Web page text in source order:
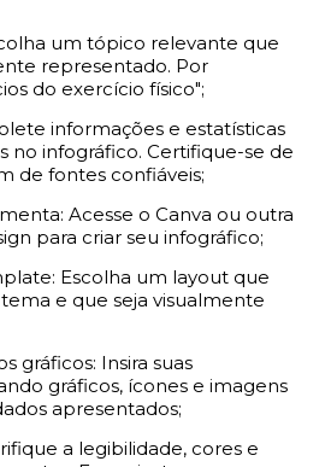
um tópico relevante que
representado. Por
do exercício físico";
informações e estatísticas
no infográfico. Certifique-se de
de fontes confiáveis;
Acesse o Canva ou outra
para criar seu infográfico;
Escolha um layout que
e que seja visualmente
gráficos: Insira suas
gráficos, ícones e imagens
apresentados;
a legibilidade, cores e